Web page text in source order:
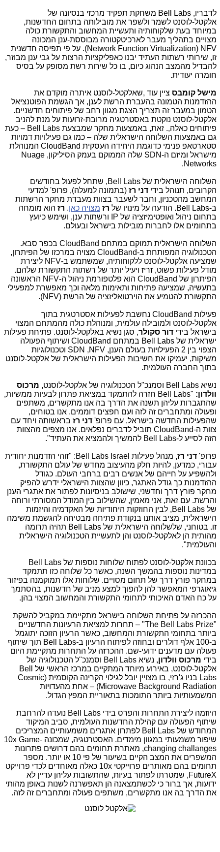
לדבריו, Bell Labs משחקת תפקיד מרכזי בנסיונה של
אלקטל-לוסנט לשמר ולשפר את מובילותה בתחום החדשנות,
במיוחד בעת שלקוחותיה ותעשיית המחשוב והתקשורת כולה
מצויים בתהליך מעבר לארכיטקטורה מבוססת-ענן המכונה
Network Function Virtualization) NFV). על פי תפיסה חדשנית
זו, שירותי רשתות העתיד יבנו כאפליקציות הרצות על גבי ענן מבוזר,
להבדיל מהמצב הנהוג כיום, בו כל שירות רשת מסופק על בסיס
חומרה יעודית.
מישל קומבס ציין עוד ,שאלקטל-לוסנט איתרה מוקדם את
ההזדמנות הטמונה בהעברת הרשת לענן, אך הגשמת הפוטנציאל
הטמון במעבר זה תצריך הצגת מגוון רחב של פיתוחים חדשניים.
אלקטל-לוסנט נוקטת באסטרטגיה מרובת-זרועות על מנת להניב
פיתוחים כאלה,. זאת, באמצעות מחקר שמבצעת Bell Labs – כעת
גם באמצעות השלוחה הישראלית שלה – כמו גם פעילויות דמויות
סטארטאפ פנימי כדוגמת היחידה העסקית CloudBand המנוהלת
מישראל ומיזם ה-SDN שלה הממוקם בעמק הסיליקון, Nuage
Networks
.
השלוחה הישראלית של Bell Labs, שתחל לפעול בחודשים
הקרובים, תנוהל בידי דני רז (בתמונה למעלה), פרופ' למדעי
המחשב מהטכניון, וחבר לשעבר בצוות מעבדת מחקר הרשתות
ב-Bell Labs. הודעה על מינויו של רז מצויה כאן. רז הוא מומחה
בתחום ניהול ואופטימיזציה של IP
ורשתות ענן, ושימש כיועץ
בתחומים אלו לחברות מובילות בישראל ובעולם.
השלוחה הישראלית תמוקם במתחם CloudBand בכפר סבא.
הטכנולוגיה המפותחת ב-CloudBand מצויה במרכזו של הפיתרון,
שמציעה אלקטל-לוסנט ללקוחותיה, שמשתמש ב-NFV ליצירת
מודל פעילות פשוט, זריז ויעיל יותר של רשתות התקשורת שלהם.
הפיתרון של CloudBand הוא פלטפורמת ניהול ה-NFV הראשונה
בתעשיה, שמציעה פתיחות ותאימות מלאה וכך מאפשרת למפעילי
התקשורת להטמיע את הוירטואליזציה של הרשת (NFV
).
פעילות CloudBand נחשבת לפעילות אסטרטגית בתוך
אלקטל-לוסנט ולמובילה עולמית, ומנוהלת כולה מהמתחם המצוי
בישראל בידי דור סקולר, סגן נשיא באלקטל-לוסנט. פתיחת פעילות
ישראלית של Bell Labs במתחם CloudBand ושיתוף הפעולה
הצפוי בין 2 הפעילויות בעולם הענן,
NFV
,
SDN וטכנולוגיות
משיקות, יעמיקו את חשיבות הפעילות הישראלית של אלקטל-לוסנט
בתוך החברה העולמית.
נשיא Bell Labs וסמנכ"ל הטכנולוגיה של אלקטל-לוסנט, מרכוס
וולדון: "
Bell Labs חזרה להתמקד במציאת פתרון לבעיות ממשיות,
שהתגברות עליהן תשנה את הדרך בה אנו מתקשרים, משתפים
ופעולה ומתחברים זה לזה ועם חפצים דוממים. אנו בטוחים,
שהפעילות החדשה בישראל, עם פרופ' דני רז בראשותה ויחד עם
צוות ה-CloudBand תוביל לדברים נפלאים. אנו מצפים מהצוות
הזה לסייע ל-Bell Labs להמשיך ולהמציא את העתיד".
פרופ' דני רז, מנהל פעילות Bell Labs Israel: "זוהי הזדמנות יחודית
עבורי, כמדען, להיות חלק מהעיצוב מחדש של עולם התקשורת,
ולהשפיע על חייהם של אנשים רבים ברחבי העולם. כגודל
ההזדמנות כך גודל האתגר, כיוון שהצוות הישראלי ידרש להפיק
מחקר פורץ דרך וחדשני, שישולב בניסיונות לפתור את אתגרי הענן
והרשת. עם זאת, אני מאמין, שהשילוב בין המודל המסורתי ורוחה
של Bell Labs, לבין החוזקות היחודיות של האקדמיה והיזמות
הישראלית, מציב אותנו בנקודת פתיחה מבטיחה להגשמת משימה
זו. בטוחני, שלשלוחה הישראלית של Bell Labs תהיה תרומה
מהותית הן לאלקטל-לוסנט והן לתעשיית הטכנולוגיה הישראלית
והעולמית".
בכוונת אלקטל-לוסנט לפתוח שלוחות נוספות של Bell Labs
במדינות נוספות בהמשך השנה, כאשר כל שלוחה כזו תתמקד
במחקר פורץ דרך של תחום מסויים. שלוחות אלו תמוקמנה בפיזור
גיאוגרפי המאפשר להן להפוך למצע מניב של חדשנות, בהסתמך
על כח האדם האיכותי לתחומי התקשורת והמחשוב המצוי בהן.
ההכרזה על פתיחת השלוחה בישראל מתקיימת במקביל להשקת
"
The Bell Labs Prize" – תחרות למציאת הרעיונות החדשניים
ביותר בתחומי התקשורת והמחשוב, כאשר הרעיון הזוכה יתוגמל
ב-100 אלף דולרים ובחוזה לפיתוח הרעיון ב-
Bell Labs תוך שיתוף
פעולה עם מדענים ידועי-שם. ההכרזה על התחרות מתקיימת היום
בידי מרכוס וולדון, נשיא Bell Labs וסמנכ"ל הטכנולוגיה של
אלקטל-לוסנט, באירוע מיוחד המתקיים במרכז הראשי של
Bell
Labs בניו ג'רזי, בו מצויין יובל לגילוי הקרינה הקוסמית (Cosmic
Microwave Background Radiation) – אחת מהעדויות
המשמעותיות ביותר התומכות בתאוריית המפץ הגדול.
היוזמה ליצירת התחרות והפרס בידי Bell Labs נועדה להרחבת
שיתוף הפעולה עם קהילת החדשנות העולמית, סביב המיקוד
המחודש של Bell Labs לפתרון אתגרים משמעותיים המצריכים
שיפור משמעותי במגוון מימדים. האסטרטגיה, שמכונה 10x Game-
changing challanges, מאתרת תחומים בהם דרושים פתרונות
המשפרים את המצב הקיים בשיעור של פי 10 או יותר. מספר
תחומים בהם מאותרים פרוייקטי 10x כאלה מאוחדים לכדי פרוייקט
FutureX, שמטרתו לפתור בעיות, שהתשובות עליהן עדיין לא
ידועות, אך ברור כי לכשתמצאנה הן תאפשרנה לשנות באופן מהותי
את הדרך בה אנו מתקשרים, משתפים פעולה ומתחברים זה לזה.